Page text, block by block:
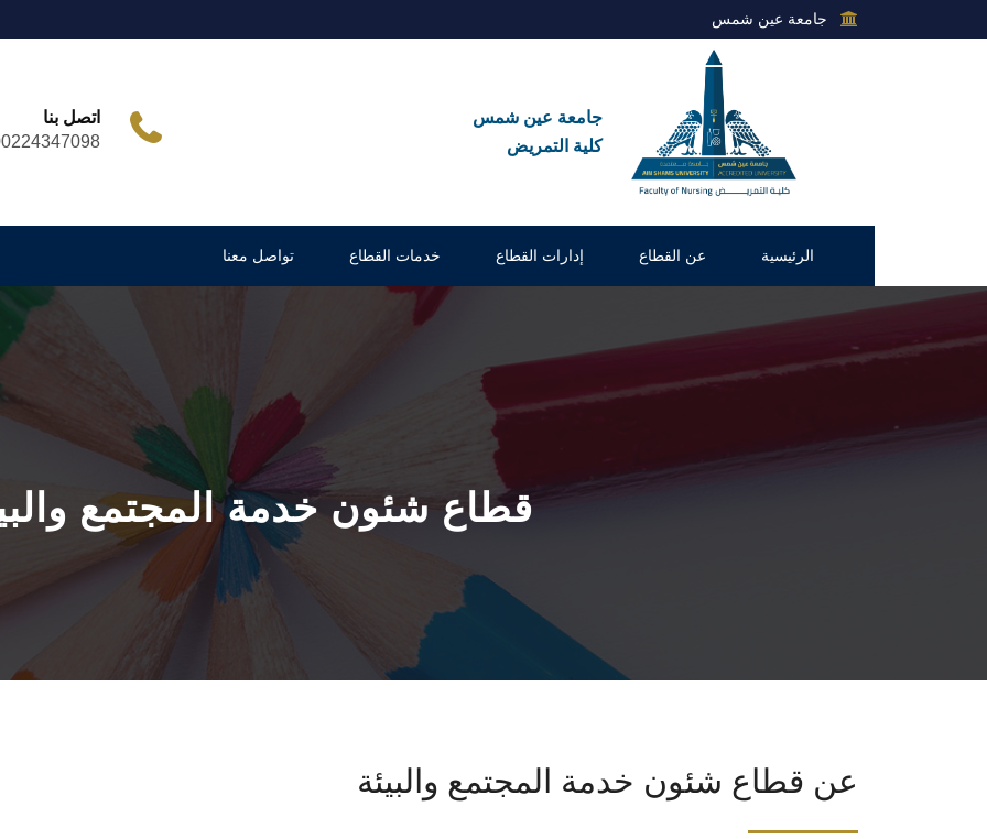
جامعة عين شمس
جامعة عين شمس
كلية التمريض
اتصل بنا
الرئيسية عن القطاع إدارات القطاع خدمات القطاع تواصل معنا
قطاع شئون خدمة المجتمع
عن قطاع شئون خدمة المجتمع والبيئة